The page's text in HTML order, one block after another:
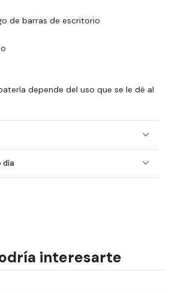
de barras de escritorio
depende del uso que se le dé al
día
interesarte